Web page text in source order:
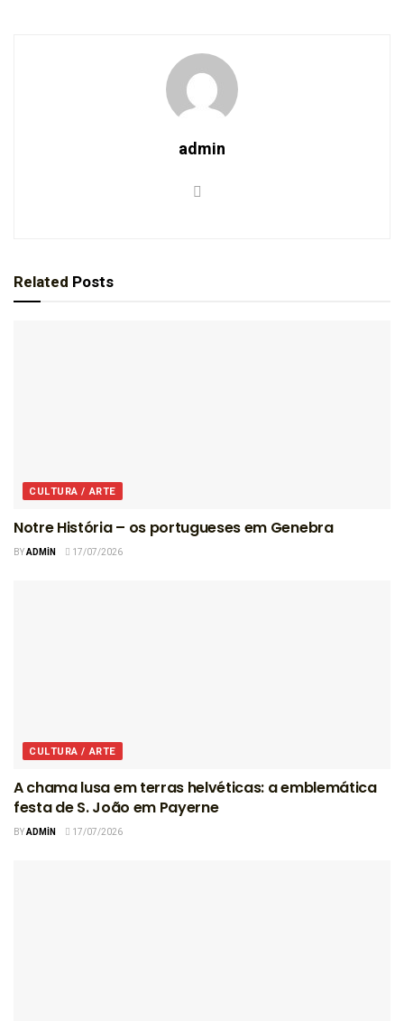
admin
Related Posts
CULTURA / ARTE
Notre História – os portugueses em Genebra
BYADMIN 17/07/2026
CULTURA / ARTE
A chama lusa em terras helvéticas: a emblemática
festa de S. João em Payerne
BYADMIN 17/07/2026